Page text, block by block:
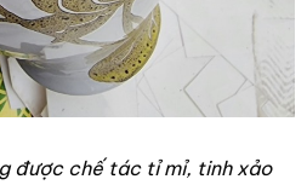
được chế tác tỉ mỉ, tinh xảo